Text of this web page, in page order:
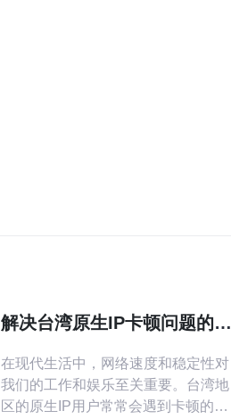
解决台湾原生IP卡顿问题的实
在现代生活中，网络速度和稳定性对
我们的工作和娱乐至关重要。台湾地
区的原生IP用户常常会遇到卡顿的问